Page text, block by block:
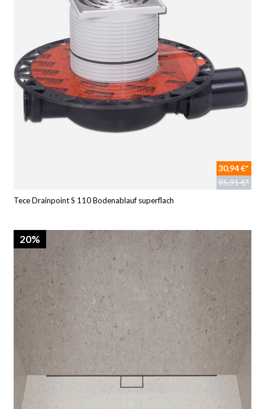
30,94 €*
95,91 €*
Tece Drainpoint S 110 Bodenablauf superflach
20%